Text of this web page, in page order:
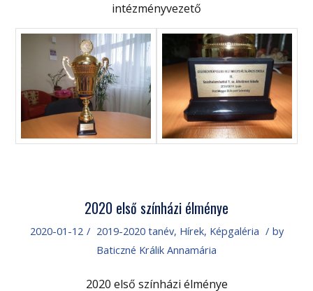
intézményvezető
2020 első színházi élménye
2020-01-12 / 2019-2020 tanév, Hírek, Képgaléria / by
Baticzné Králik Annamária
2020 első színházi élménye